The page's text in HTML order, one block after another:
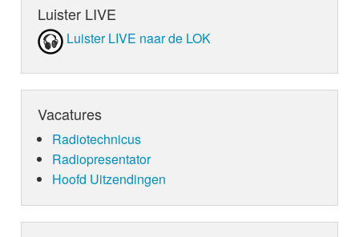
Luister LIVE
Luister LIVE naar de LOK
Vacatures
Radiotechnicus
Radiopresentator
Hoofd Uitzendingen